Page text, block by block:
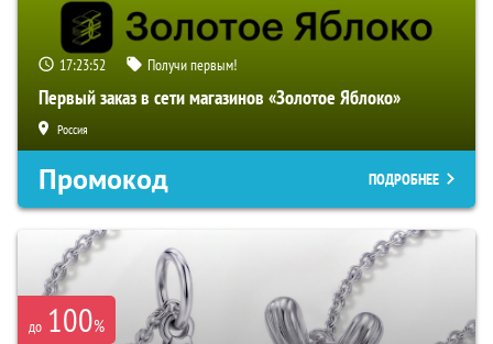
17:23:52 Получи первым!
Первый заказ в сети магазинов «Золотое Яблоко»
Россия
Промокод ПОДРОБНЕЕ
до 100%